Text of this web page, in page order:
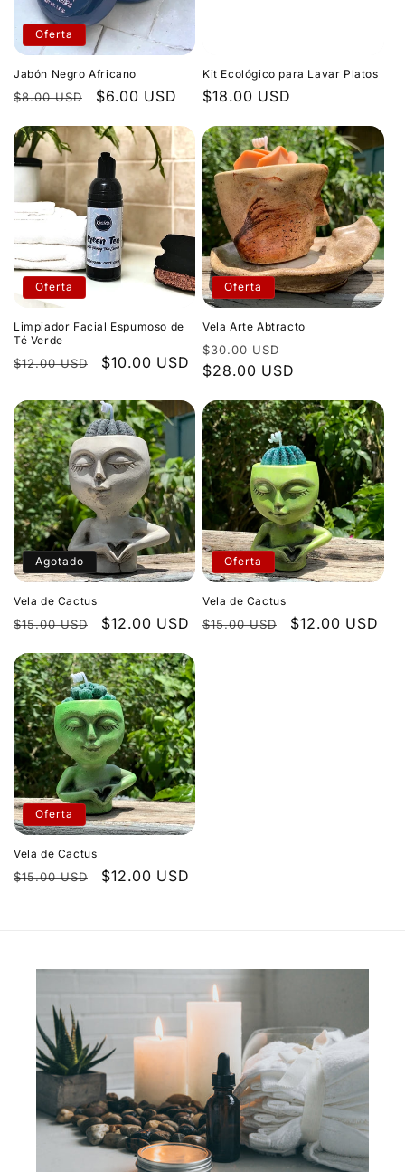
Oferta
Jabón Negro Africano
Precio
$8.00 USD
Precio
oferta
$6.00 USD
Kit Ecológico para Lavar Platos
Precio
$18.00 USD
Oferta
Limpiador Facial Espumoso de
Té Verde
Precio
$12.00 USD
Precio
oferta
$10.00 USD
Oferta
Vela Arte Abtracto
Precio
habitual
$30.00 USD
de
$28.00 USD
Agotado
Vela de Cactus
Precio
$15.00 USD
Precio
oferta
$12.00 USD
Oferta
Vela de Cactus
Precio
$15.00 USD
Precio
$12.00 USD
Oferta
Vela de Cactus
Precio
$15.00 USD
Precio
$12.00 USD